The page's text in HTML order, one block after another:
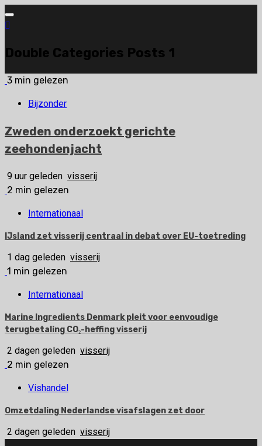
Ga
naar
inhoud
Double Categories Posts 1
3 min gelezen
Bijzonder
Zweden onderzoekt gerichte
zeehondenjacht
9 uur geleden visserij
2 min gelezen
Internationaal
IJsland zet visserij centraal in debat over EU-toetreding
1 dag geleden visserij
1 min gelezen
Internationaal
Marine Ingredients Denmark pleit voor eenvoudige
terugbetaling CO₂-heffing visserij
2 dagen geleden visserij
2 min gelezen
Vishandel
Omzetdaling Nederlandse visafslagen zet door
2 dagen geleden visserij